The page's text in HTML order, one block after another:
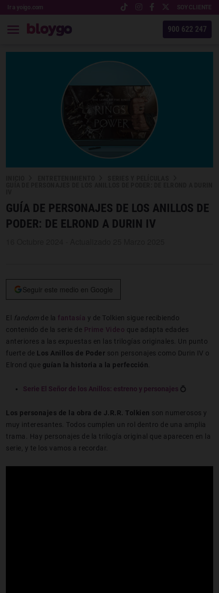
Ir a yoigo.com SOY CLIENTE
900 622 247
GUÍA DE PERSONAJES DE LOS ANILLOS DE
PODER: DE ELROND A DURIN IV
Seguir este medio en Google
El fandom de la fantasía y de Tolkien sigue recibiendo
contenido de la serie de Prime Video que adapta edades
anteriores a las expuestas en las trilogías originales. Un punto
fuerte de Los Anillos de Poder son personajes como Durin IV o
Elrond que guían la historia a la perfección
Serie El Señor de los Anillos: estreno y personajes 💍
Los personajes de la obra de J.R.R. Tolkien son numerosos y
muy interesantes. Todos cumplen un rol dentro de una amplia
trama. Hay personajes de la trilogía original que aparecen en la
serie, y te los vamos a recordar.